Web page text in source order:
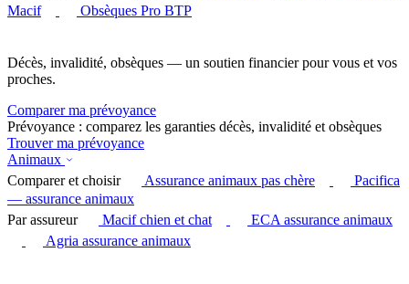
Macif
Obsèques Pro BTP
Décès, invalidité, obsèques — un soutien financier pour vous et vos
proches.
Comparer ma prévoyance
Prévoyance : comparez les garanties décès, invalidité et obsèques
Trouver ma prévoyance
Animaux
Comparer et choisir
Assurance animaux pas chère
Pacifica
— assurance animaux
Par assureur
Macif chien et chat
ECA assurance animaux
Agria assurance animaux